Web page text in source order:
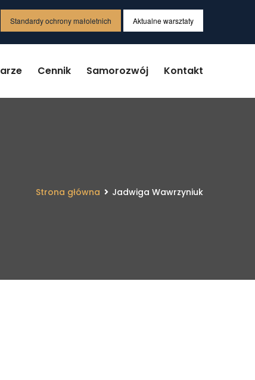
Standardy ochrony małoletnich Aktualne warsztaty
Cennik Samorozwój Kontakt
Strona główna Jadwiga Wawrzyniuk